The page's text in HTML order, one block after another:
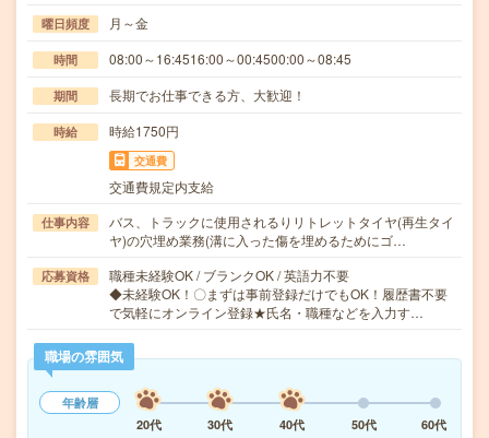
曜日頻度 月～金
時間 08:00～16:4516:00～00:4500:00～08:45
期間 長期でお仕事できる方、大歓迎！
時給 時給1750円
交通費
交通費規定内支給
仕事内容
バス、トラックに使用されるりリトレットタイヤ(再生タイ
ヤ)の穴埋め業務(溝に入った傷を埋めるためにゴ…
応募資格
職種未経験OK / ブランクOK / 英語力不要
◆未経験OK！〇まずは事前登録だけでもOK！履歴書不要
で気軽にオンライン登録★氏名・職種などを入力す…
職場の雰囲気
年齢層
20代
30代 40代 50代 60代